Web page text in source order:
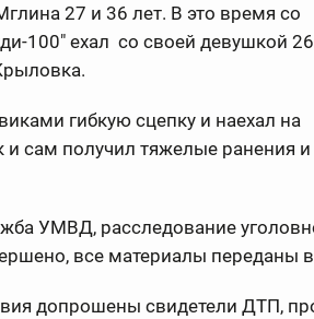
27 и 36 лет. В это время со
100" ехал со своей девушкой
гибкую сцепку и наехал на
сам получил тяжелые ранения и
УМВД, расследование
все материалы переданы в
допрошены свидетели ДТП,